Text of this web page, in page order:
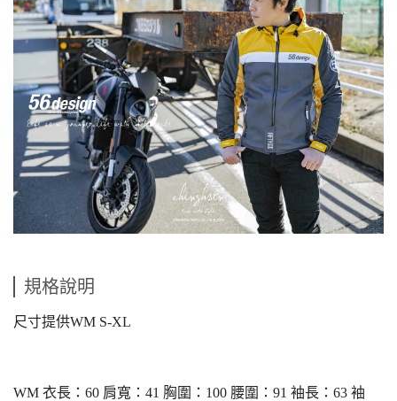
規格說明
尺寸提供WM S-XL
WM 衣長：60 肩寬：41 胸圍：100 腰圍：91 袖長：63 袖